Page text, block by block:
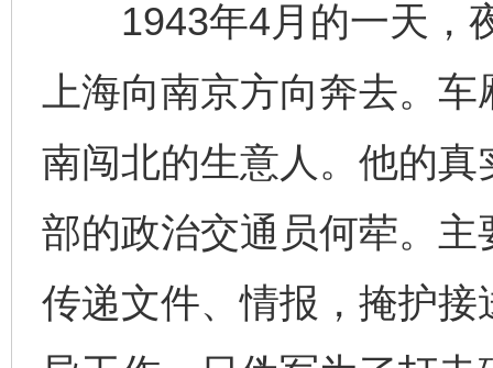
1943年4月的一天，
上海向南京方向奔去。
南闯北的生意人。他的
部的政治交通员何荦。
传递文件、情报，掩护